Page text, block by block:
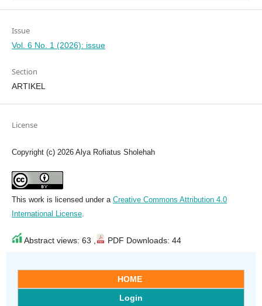
Issue
Vol. 6 No. 1 (2026): issue
Section
ARTIKEL
License
Copyright (c) 2026 Alya Rofiatus Sholehah
This work is licensed under a Creative Commons Attribution 4.0
International License.
Abstract views: 63 , PDF Downloads: 44
HOME
Login